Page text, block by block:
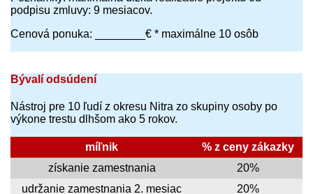
podpisu zmluvy: 9 mesiacov.
Cenová ponuka: ________€ * maximálne 10 osôb
Bývalí odsúdení
Nástroj pre 10 ľudí z okresu Nitra zo skupiny osoby po
výkone trestu dlhšom ako 5 rokov.
míľnik
% z ceny zákazky
získanie zamestnania
20%
udržanie zamestnania 2. mesiac
20%